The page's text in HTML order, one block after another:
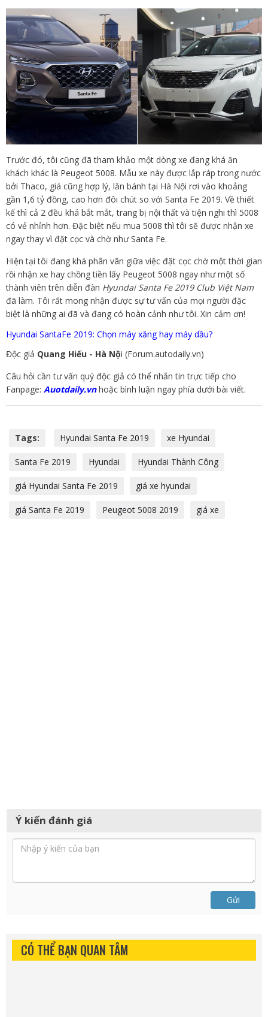
Trước đó, tôi cũng đã tham khảo một dòng xe đang khá ăn
khách khác là Peugeot 5008. Mẫu xe này được lắp ráp trong nước
bởi Thaco, giá cũng hợp lý, lăn bánh tại Hà Nội rơi vào khoảng
gần 1,6 tỷ đồng, cao hơn đôi chút so với Santa Fe 2019. Về thiết
kế thì cả 2 đều khá bắt mắt, trang bị nội thất và tiện nghi thì 5008
có vẻ nhỉnh hơn. Đặc biệt nếu mua 5008 thì tôi sẽ được nhận xe
ngay thay vì đặt cọc và chờ như Santa Fe.
Hiện tại tôi đang khá phân vân giữa việc đặt cọc chờ một thời gian
rồi nhận xe hay chồng tiền lấy Peugeot 5008 ngay như một số
thành viên trên diễn đàn Hyundai Santa Fe 2019 Club Việt Nam
đã làm. Tôi rất mong nhận được sự tư vấn của mọi người đặc
biệt là những ai đã và đang có hoàn cảnh như tôi. Xin cảm ơn!
Hyundai SantaFe 2019: Chọn máy xăng hay máy dầu?
Độc giả Quang Hiếu - Hà Nội (Forum.autodaily.vn)
Câu hỏi cần tư vấn quý độc giả có thể nhắn tin trực tiếp cho
Fanpage: Auotdaily.vn hoặc bình luận ngay phía dưới bài viết.
Tags: Hyundai Santa Fe 2019 xe Hyundai
Santa Fe 2019 Hyundai Hyundai Thành Công
giá Hyundai Santa Fe 2019 giá xe hyundai
giá Santa Fe 2019 Peugeot 5008 2019 giá xe
Ý kiến đánh giá
Gửi
CÓ THỂ BẠN QUAN TÂM